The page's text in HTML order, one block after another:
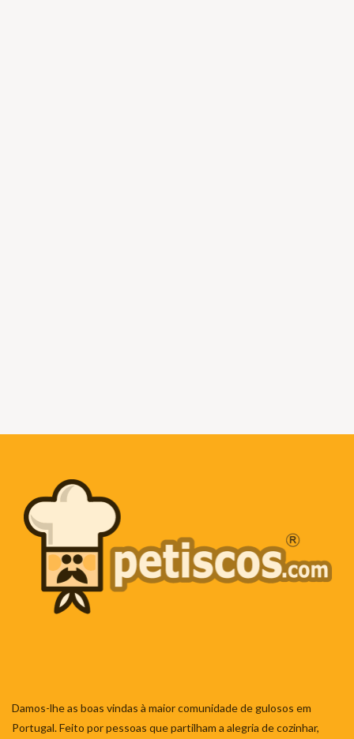
Damos-lhe as boas vindas à maior comunidade de gulosos em
Portugal. Feito por pessoas que partilham a alegria de cozinhar,